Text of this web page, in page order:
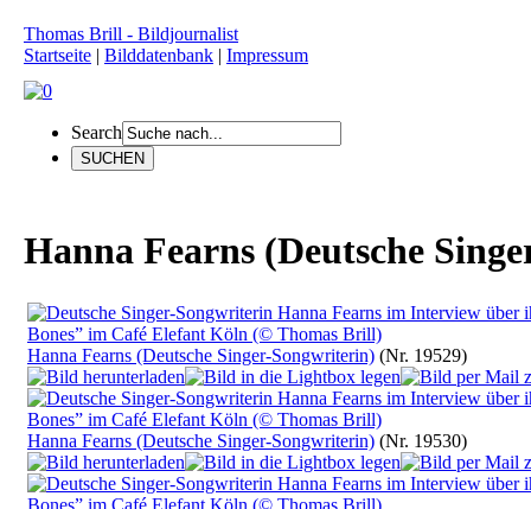
Thomas Brill - Bildjournalist
Startseite | Bilddatenbank | Impressum
Search
Hanna Fearns (Deutsche
Hanna Fearns (Deutsche Singer-Songwriterin) (Nr. 19529)
Hanna Fearns (Deutsche Singer-Songwriterin) (Nr. 19530)